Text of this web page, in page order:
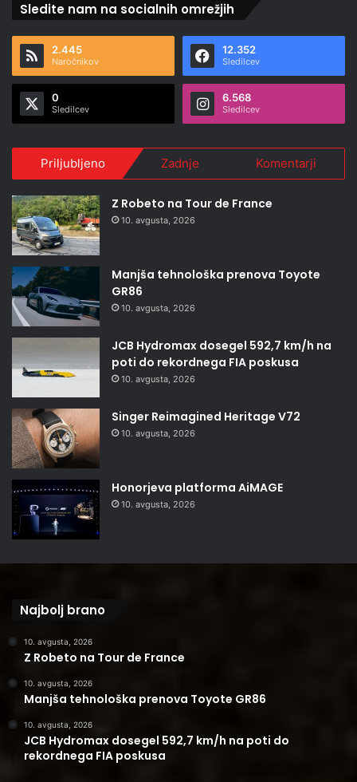
Sledite nam na socialnih omrežjih
2.445
Naročnikov
12.352
Sledilcev
0
Sledilcev
6.568
Sledilcev
Priljubljeno Zadnje Komentarji
Z Robeto na Tour de France
10. avgusta, 2026
Manjša tehnološka prenova Toyote
GR86
10. avgusta, 2026
JCB Hydromax dosegel 592,7 km/h na
poti do rekordnega FIA poskusa
10. avgusta, 2026
Singer Reimagined Heritage V72
10. avgusta, 2026
Honorjeva platforma AiMAGE
10. avgusta, 2026
Najbolj brano
10. avgusta, 2026
Z Robeto na Tour de France
10. avgusta, 2026
Manjša tehnološka prenova Toyote GR86
10. avgusta, 2026
JCB Hydromax dosegel 592,7 km/h na poti do
rekordnega FIA poskusa